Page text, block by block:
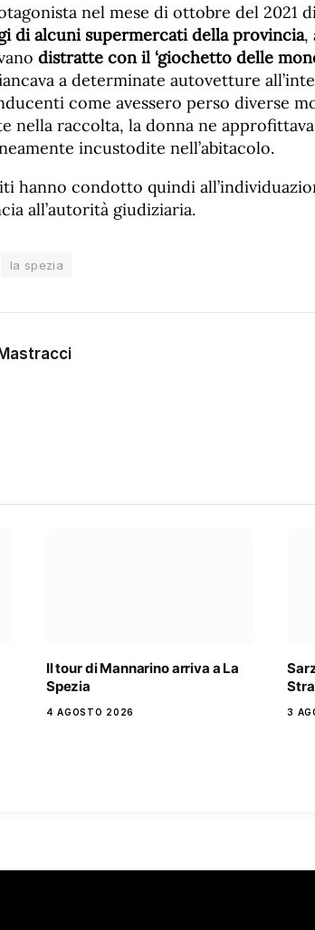
nel mese di ottobre del 2021
di alcuni supermercati della provincia,
distratte con il ‘giochetto delle
a determinate autovetture
come avessero perso diverse
nella raccolta, la donna ne
incustodite nell’abitacolo.
hanno condotto quindi
all’autorità giudiziaria.
la spezia
Il tour di Mannarino arriva a La
Spezia
4 AGOSTO 2026 3